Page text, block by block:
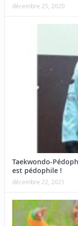
décembre 25, 2020
Taekwondo-
est pédophile !
décembre 22, 2021